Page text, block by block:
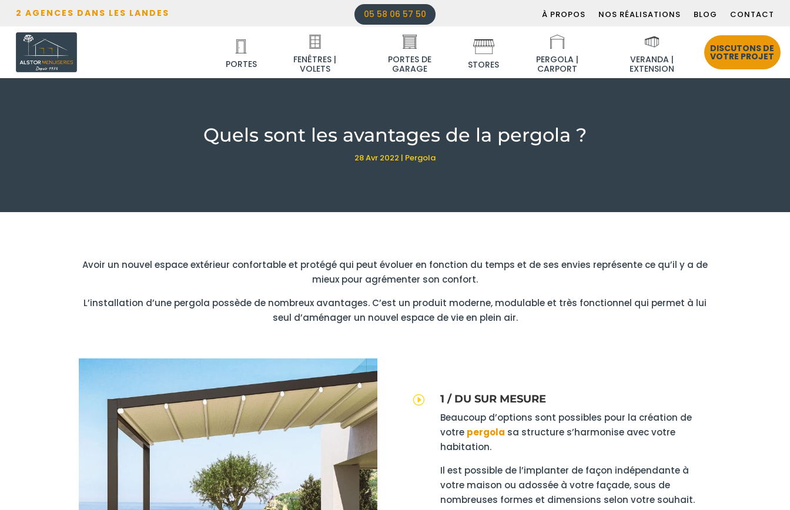
2 AGENCES DANS LES LANDES 05 58 06 57 50 À PROPOS NOS RÉALISATIONS BLOG CONTACT
PORTES
FENÊTRES |
VOLETS
PORTES DE
GARAGE
STORES
PERGOLA |
CARPORT
VERANDA |
EXTENSION
DISCUTONS DE
VOTRE PROJET
Quels sont les avantages de la pergola ?
28 Avr 2022 | Pergola
Avoir un nouvel espace extérieur confortable et protégé qui peut évoluer en fonction du temps et de ses envies représente ce qu’il y a de
mieux pour agrémenter son confort.
L’installation d’une pergola possède de nombreux avantages. C’est un produit moderne, modulable et très fonctionnel qui permet à lui
seul d’aménager un nouvel espace de vie en plein air.
I 1 / DU SUR MESURE
Beaucoup d’options sont possibles pour la création de
votre pergola sa structure s’harmonise avec votre
habitation.
Il est possible de l’implanter de façon indépendante à
votre maison ou adossée à votre façade, sous de
nombreuses formes et dimensions selon votre souhait.